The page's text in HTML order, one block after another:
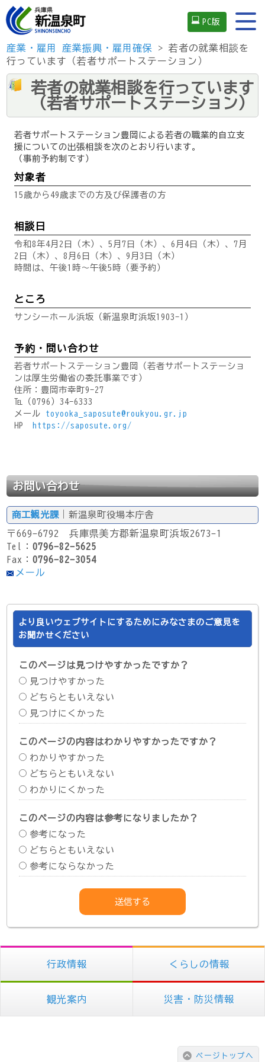
PC版
産業・雇用 産業振興・雇用確保 > 若者の就業相談を
行っています（若者サポートステーション）
若者の就業相談を行っています
（若者サポートステーション）
若者サポートステーション豊岡による若者の職業的自立支
援についての出張相談を次のとおり行います。
（事前予約制です）
対象者
15歳から49歳までの方及び保護者の方
相談日
令和8年4月2日（木）、5月7日（木）、6月4日（木）、7月
2日（木）、8月6日（木）、9月3日（木）
時間は、午後1時～午後5時（要予約）
ところ
サンシーホール浜坂（新温泉町浜坂1903-1）
予約・問い合わせ
若者サポートステーション豊岡（若者サポートステーショ
ンは厚生労働省の委託事業です）
住所：豊岡市幸町9-27
℡（0796）34-6333
メール toyooka_saposute@roukyou.gr.jp
HP
https://saposute.org/
お問い合わせ
商工観光課 ｜新温泉町役場本庁舎
〒669-6792 兵庫県美方郡新温泉町浜坂2673-1
Tel：0796-82-5625
Fax：0796-82-3054
メール
より良いウェブサイトにするためにみなさまのご意見を
お聞かせください
このページは見つけやすかったですか？
見つけやすかった
どちらともいえない
見つけにくかった
このページの内容はわかりやすかったですか？
わかりやすかった
どちらともいえない
わかりにくかった
このページの内容は参考になりましたか？
参考になった
どちらともいえない
参考にならなかった
行政情報 くらしの情報
観光案内 災害・防災情報
ページトップへ